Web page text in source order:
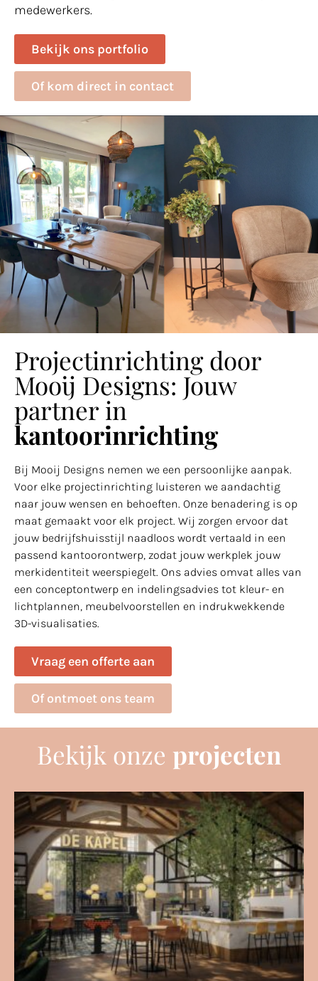
medewerkers.
Bekijk ons portfolio
Of kom direct in contact
Projectinrichting door
Mooij Designs: Jouw
partner in
kantoorinrichting
Bij Mooij Designs nemen we een persoonlijke aanpak.
Voor elke projectinrichting luisteren we aandachtig
naar jouw wensen en behoeften. Onze benadering is op
maat gemaakt voor elk project. Wij zorgen ervoor dat
jouw bedrijfshuisstijl naadloos wordt vertaald in een
passend kantoorontwerp, zodat jouw werkplek jouw
merkidentiteit weerspiegelt. Ons advies omvat alles van
een conceptontwerp en indelingsadvies tot kleur- en
lichtplannen, meubelvoorstellen en indrukwekkende
3D-visualisaties.
Vraag een offerte aan
Of ontmoet ons team
Bekijk onze projecten